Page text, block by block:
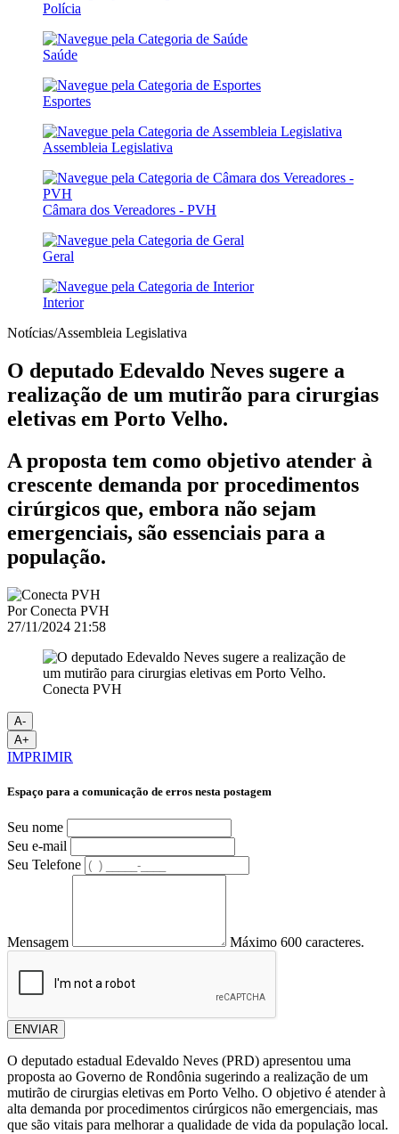
Polícia
Saúde
Esportes
Assembleia Legislativa
Câmara dos Vereadores - PVH
Geral
Interior
Notícias/Assembleia Legislativa
O deputado Edevaldo Neves sugere a
realização de um mutirão para cirurgias
eletivas em Porto Velho.
A proposta tem como objetivo atender à
crescente demanda por procedimentos
cirúrgicos que, embora não sejam
emergenciais, são essenciais para a
população.
PorConecta PVH
27/11/2024 21:58
Conecta PVH
A-
A+
IMPRIMIR
Espaço para a comunicação de erros nesta postagem
Seu nome
Seu e-mail
Seu Telefone
Mensagem Máximo 600 caracteres.
ENVIAR
O deputado estadual Edevaldo Neves (PRD) apresentou uma
proposta ao Governo de Rondônia sugerindo a realização de um
mutirão de cirurgias eletivas em Porto Velho. O objetivo é atender à
alta demanda por procedimentos cirúrgicos não emergenciais, mas
que são vitais para melhorar a qualidade de vida da população local.